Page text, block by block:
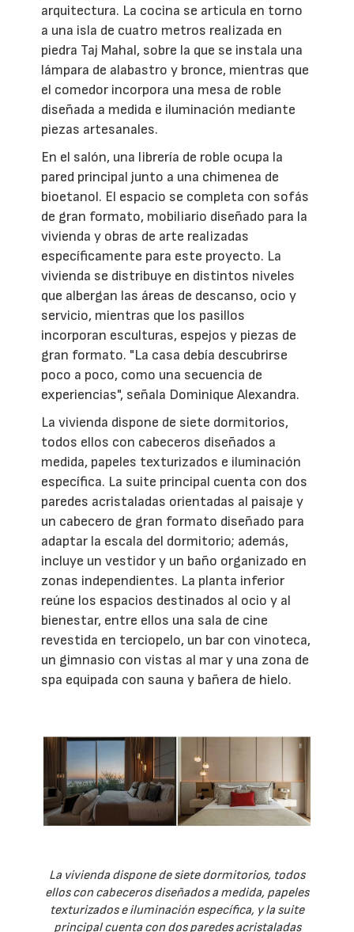
arquitectura. La cocina se articula en torno
a una isla de cuatro metros realizada en
piedra Taj Mahal, sobre la que se instala una
lámpara de alabastro y bronce, mientras que
el comedor incorpora una mesa de roble
diseñada a medida e iluminación mediante
piezas artesanales.
En el salón, una librería de roble ocupa la
pared principal junto a una chimenea de
bioetanol. El espacio se completa con sofás
de gran formato, mobiliario diseñado para la
vivienda y obras de arte realizadas
específicamente para este proyecto. La
vivienda se distribuye en distintos niveles
que albergan las áreas de descanso, ocio y
servicio, mientras que los pasillos
incorporan esculturas, espejos y piezas de
gran formato. "La casa debía descubrirse
poco a poco, como una secuencia de
experiencias", señala Dominique Alexandra.
La vivienda dispone de siete dormitorios,
todos ellos con cabeceros diseñados a
medida, papeles texturizados e iluminación
específica. La suite principal cuenta con dos
paredes acristaladas orientadas al paisaje y
un cabecero de gran formato diseñado para
adaptar la escala del dormitorio; además,
incluye un vestidor y un baño organizado en
zonas independientes. La planta inferior
reúne los espacios destinados al ocio y al
bienestar, entre ellos una sala de cine
revestida en terciopelo, un bar con vinoteca,
un gimnasio con vistas al mar y una zona de
spa equipada con sauna y bañera de hielo.
La vivienda dispone de siete dormitorios, todos
ellos con cabeceros diseñados a medida, papeles
texturizados e iluminación específica, y la suite
principal cuenta con dos paredes acristaladas